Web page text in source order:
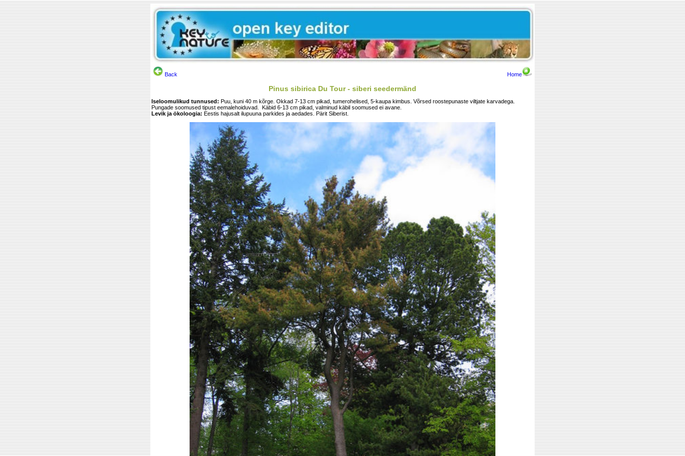
Back Home
Pinus sibirica Du Tour - siberi seedermänd
Iseloomulikud tunnused: Puu, kuni 40 m kõrge. Okkad 7-13 cm pikad, tumerohelised, 5-kaupa kimbus. Võrsed roostepunaste viltjate karvadega.
Pungade soomused tipust eemalehoiduvad. Käbid 6-13 cm pikad, valminud käbil soomused ei avane.
Levik ja ökoloogia: Eestis hajusalt ilupuuna parkides ja aedades. Pärit Siberist.